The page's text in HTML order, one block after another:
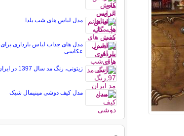
مدل لباس های شب یلدا
مدل های جذاب لباس بارداری برای
عکاسی
زیتونی، رنگ مد سال 1397 در ایران
مدل کیف دوشی مینیمال شیک